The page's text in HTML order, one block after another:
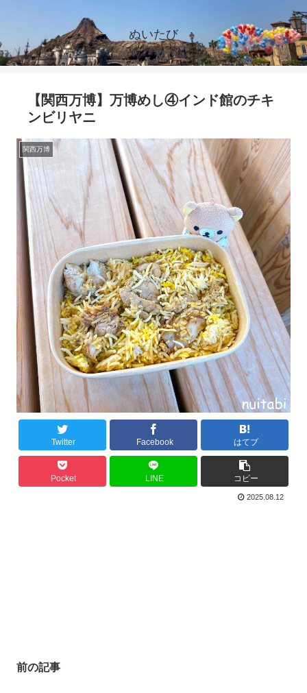
ぬいたび
【関西万博】万博めし④インド館のチキ
ンビリヤニ
関西万博
Twitter Facebook はてブ
Pocket LINE コピー
2025.08.12
前の記事